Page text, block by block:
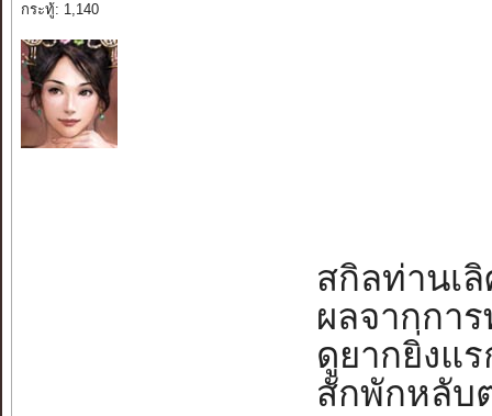
กระทู้: 1,140
สกิลท่านเ
ผลจากกา
ดูยากยิ่งแ
สักพักหลับ